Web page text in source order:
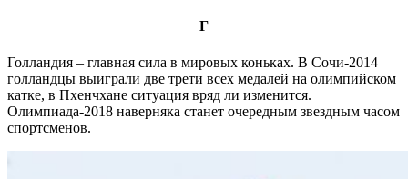
Г
Голландия – главная сила в мировых коньках. В Сочи-2014
голландцы выиграли две трети всех медалей на олимпийском
катке, в Пхенчхане ситуация вряд ли изменится.
Олимпиада-2018 наверняка станет очередным звездным часом
спортсменов.